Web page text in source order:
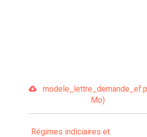
Mo)
Régimes indiciaires et